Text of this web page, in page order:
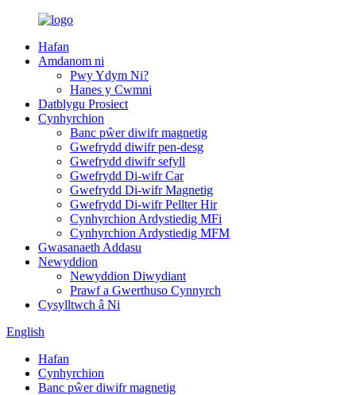
Hafan
Amdanom ni
Pwy Ydym Ni?
Hanes y Cwmni
Datblygu Prosiect
Cynhyrchion
Banc pŵer diwifr magnetig
Gwefrydd diwifr pen-desg
Gwefrydd diwifr sefyll
Gwefrydd Di-wifr Car
Gwefrydd Di-wifr Magnetig
Gwefrydd Di-wifr Pellter Hir
Cynhyrchion Ardystiedig MFi
Cynhyrchion Ardystiedig MFM
Gwasanaeth Addasu
Newyddion
Newyddion Diwydiant
Prawf a Gwerthuso Cynnyrch
Cysylltwch â Ni
English
Hafan
Cynhyrchion
Banc pŵer diwifr magnetig